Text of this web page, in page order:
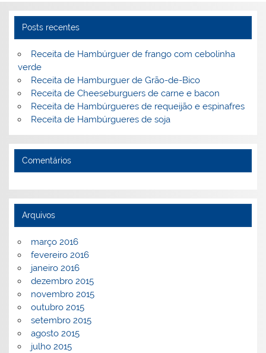
st dI
n
b
o
o
o
ai
Posts recentes
Receita de Hambúrguer de frango com cebolinha
verde
Receita de Hamburguer de Grão-de-Bico
Receita de Cheeseburguers de carne e bacon
Receita de Hambúrgueres de requeijão e espinafres
Receita de Hambúrgueres de soja
Comentários
Arquivos
março 2016
fevereiro 2016
janeiro 2016
dezembro 2015
novembro 2015
outubro 2015
setembro 2015
agosto 2015
julho 2015